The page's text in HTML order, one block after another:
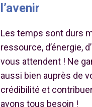
l’avenir
Les temps sont durs
ressource, d’énergie,
vous attendent ! Ne
aussi bien auprès de
crédibilité et
avons tous besoin !